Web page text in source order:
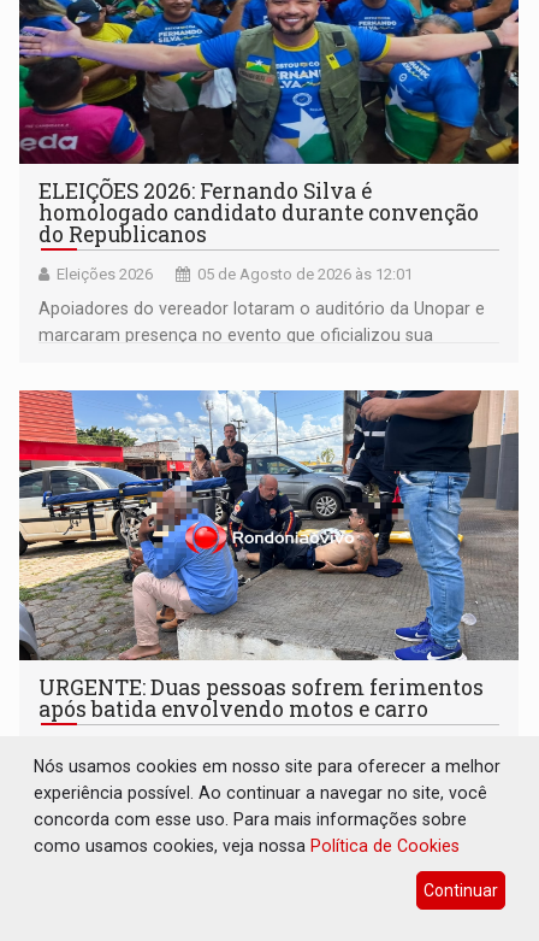
ELEIÇÕES 2026: Fernando Silva é
homologado candidato durante convenção
do Republicanos
Eleições 2026 05 de Agosto de 2026 às 12:01
Apoiadores do vereador lotaram o auditório da Unopar e
marcaram presença no evento que oficializou sua
URGENTE: Duas pessoas sofrem ferimentos
após batida envolvendo motos e carro
Nós usamos cookies em nosso site para oferecer a melhor
experiência possível. Ao continuar a navegar no site, você
concorda com esse uso. Para mais informações sobre
como usamos cookies, veja nossa Política de Cookies
Continuar